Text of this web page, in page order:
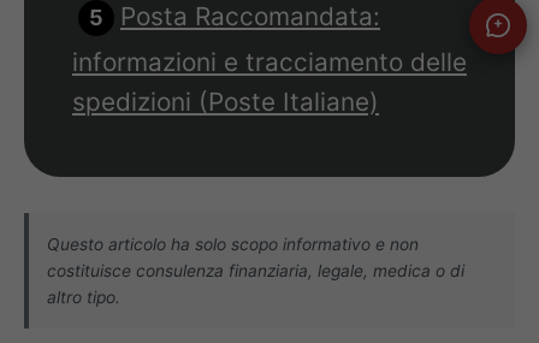
Posta Raccomandata:
informazioni e tracciamento delle
spedizioni (Poste Italiane)
Questo articolo ha solo scopo informativo e non
costituisce consulenza finanziaria, legale, medica o di
altro tipo.